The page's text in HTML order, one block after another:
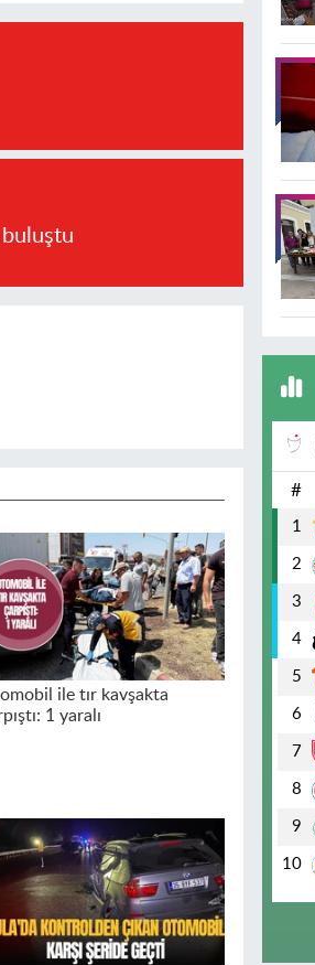
ile tır kavşakta
1 yaralı
#
1
2
3
4
5
6
7
8
9
10